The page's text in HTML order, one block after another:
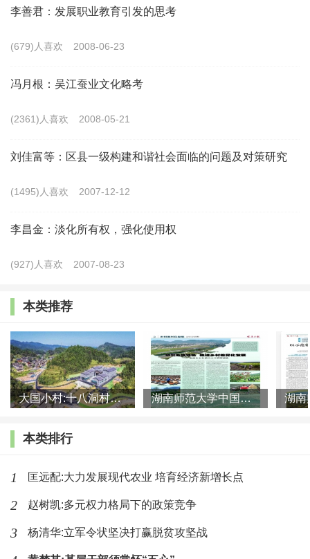
的贡献，中国式现代化更离不开农民与农村的现代化，
部农民发展史。
今天，我们要实现中国梦，建设社会主义现代化强
国，全面实施乡村振兴战略，要以农民为基础，实现农
化。研究这些问题，应该坚持农民立场、怀有强烈的农
民情怀，要爱农民，对问题的判断要以农民根本利益作
了这种鲜明的价值取向。
二、本书体现了作者强烈的问题意识
李善君：发展职业教育引发的思考
(679)人喜欢 2008-06-23
冯月根：吴江蚕业文化略考
(2361)人喜欢 2008-05-21
刘佳富等：区县一级构建和谐社会面临的问题及对策研究
(1495)人喜欢 2007-12-12
李昌金：淡化所有权，强化使用权
(927)人喜欢 2007-08-23
本类推荐
大国小村:十八洞村的现代变迁是一道美丽的风景线 湖南师范大学中国乡村振兴研究院课题组:突出地域特色 推进乡村
本类排行
1 匡远配:大力发展现代农业 培育经济新增长点
2 赵树凯:多元权力格局下的政策竞争
3 杨清华:立军令状坚决打赢脱贫攻坚战